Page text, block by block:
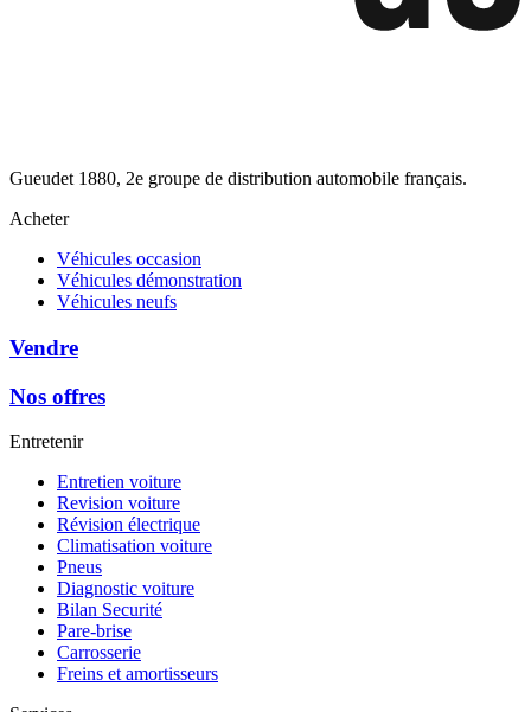
Gueudet 1880, 2e groupe de distribution automobile français.
Acheter
Véhicules occasion
Véhicules démonstration
Véhicules neufs
Vendre
Nos offres
Entretenir
Entretien voiture
Revision voiture
Révision électrique
Climatisation voiture
Pneus
Diagnostic voiture
Bilan Securité
Pare-brise
Carrosserie
Freins et amortisseurs